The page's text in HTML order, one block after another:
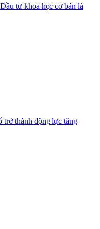
tư khoa học cơ bản là
trở thành động lực tăng